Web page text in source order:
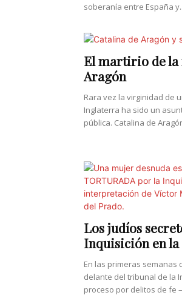
soberanía entre España
El martirio de la
Aragón
Rara vez la virginidad de
Inglaterra ha sido un
pública. Catalina de
Los judíos
Inquisición en
En las primeras semanas
delante del tribunal de la
proceso por delitos de fe